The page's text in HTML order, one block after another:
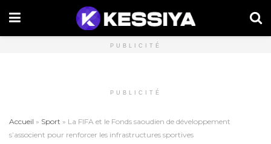
PUBLICITÉ
PUBLICITÉ
Accueil » Sport » La FIFA et le Fonds saoudien de développement
s’associent pour renforcer les infrastructures sportives